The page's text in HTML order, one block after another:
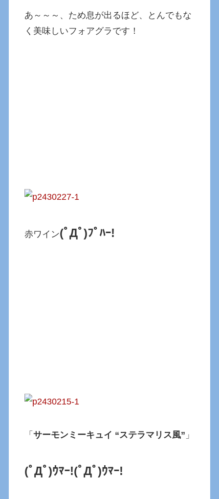
あ～～～、ため息が出るほど、とんでもな
く美味しいフォアグラです！
赤ワイン(ﾟДﾟ)ﾌﾟﾊｰ!
「サーモンミーキュイ “ステラマリス風” 」
(ﾟДﾟ)ｳﾏｰ!(ﾟДﾟ)ｳﾏｰ!